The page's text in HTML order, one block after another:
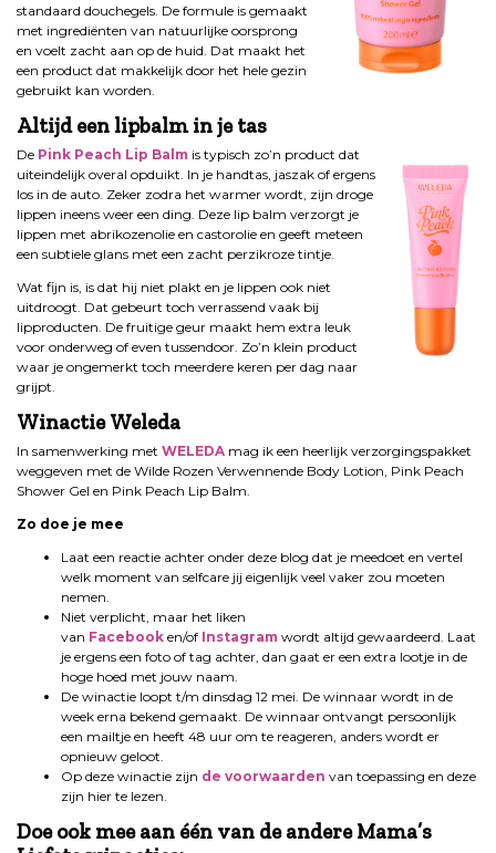
standaard douchegels. De formule is gemaakt
met ingrediënten van natuurlijke oorsprong
en voelt zacht aan op de huid. Dat maakt het
een product dat makkelijk door het hele gezin
gebruikt kan worden.
Altijd een lipbalm in je tas
De Pink Peach Lip Balm is typisch zo’n product dat
uiteindelijk overal opduikt. In je handtas, jaszak of ergens
los in de auto. Zeker zodra het warmer wordt, zijn droge
lippen ineens weer een ding. Deze lip balm verzorgt je
lippen met abrikozenolie en castorolie en geeft meteen
een subtiele glans met een zacht perzikroze tintje.
Wat fijn is, is dat hij niet plakt en je lippen ook niet
uitdroogt. Dat gebeurt toch verrassend vaak bij
lipproducten. De fruitige geur maakt hem extra leuk
voor onderweg of even tussendoor. Zo’n klein product
waar je ongemerkt toch meerdere keren per dag naar
grijpt.
Winactie Weleda
In samenwerking met WELEDA mag ik een heerlijk verzorgingspakket
weggeven met de Wilde Rozen Verwennende Body Lotion, Pink Peach
Shower Gel en Pink Peach Lip Balm.
Zo doe je mee
Laat een reactie achter onder deze blog dat je meedoet en vertel
welk moment van selfcare jij eigenlijk veel vaker zou moeten
nemen.
Niet verplicht, maar het liken
van Facebook en/of Instagram wordt altijd gewaardeerd. Laat
je ergens een foto of tag achter, dan gaat er een extra lootje in de
hoge hoed met jouw naam.
De winactie loopt t/m dinsdag 12 mei. De winnaar wordt in de
week erna bekend gemaakt. De winnaar ontvangt persoonlijk
een mailtje en heeft 48 uur om te reageren, anders wordt er
opnieuw geloot.
Op deze winactie zijn de voorwaarden van toepassing en deze
zijn hier te lezen.
Doe ook mee aan één van de andere Mama’s